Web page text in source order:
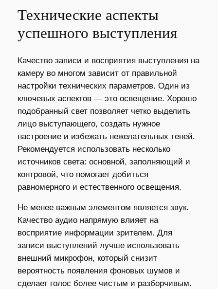
Технические аспекты
успешного выступления
Качество записи и восприятия выступления на
камеру во многом зависит от правильной
настройки технических параметров. Один из
ключевых аспектов — это освещение. Хорошо
подобранный свет позволяет четко выделить
лицо выступающего, создать нужное
настроение и избежать нежелательных теней.
Рекомендуется использовать несколько
источников света: основной, заполняющий и
контровой, что помогает добиться
равномерного и естественного освещения.
Не менее важным элементом является звук.
Качество аудио напрямую влияет на
восприятие информации зрителем. Для
записи выступлений лучше использовать
внешний микрофон, который снизит
вероятность появления фоновых шумов и
сделает голос более чистым и разборчивым.